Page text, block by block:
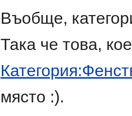
Въобще,
Така че това,
място :).